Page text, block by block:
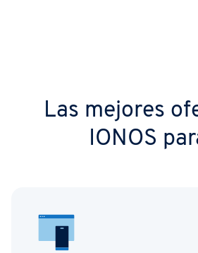
Las mejores
IONOS